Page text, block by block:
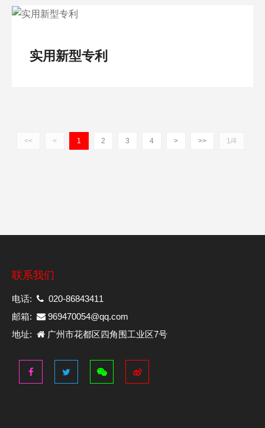
实用新型专利
<< < 1 2 3 4 > >> 1/4
联系我们
电话:
020-86843411
邮箱:
969470054@qq.com
地址:
广州市花都区四角围工业区7号